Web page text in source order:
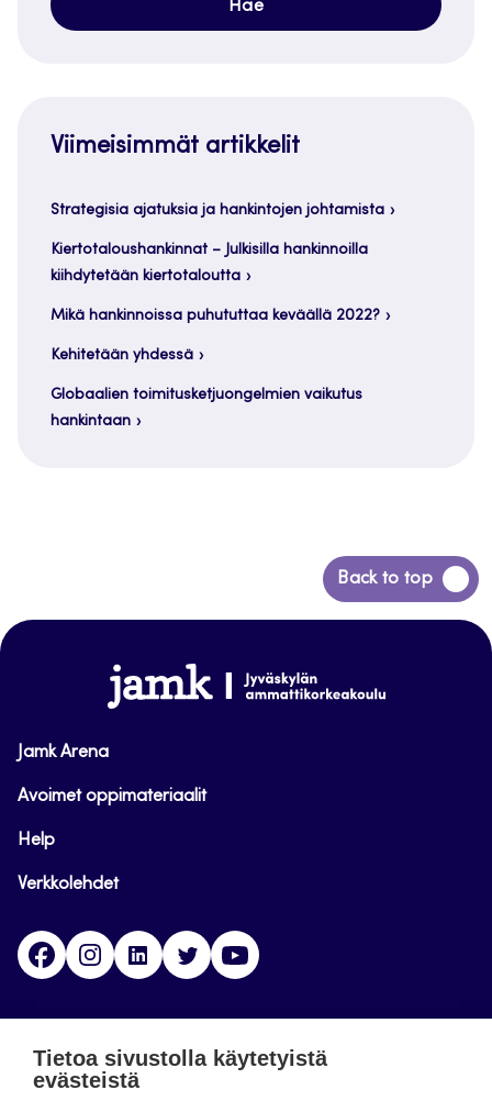
Viimeisimmät artikkelit
Strategisia ajatuksia ja hankintojen johtamista
Kiertotaloushankinnat – Julkisilla hankinnoilla
kiihdytetään kiertotaloutta
Mikä hankinnoissa puhututtaa keväällä 2022?
Kehitetään yhdessä
Globaalien toimitusketjuongelmien vaikutus
hankintaan
Back to top
Siirry
takaisin
www.jamk.fi
Jamk Arena
Avoimet oppimateriaalit
Help
Verkkolehdet
FacebookInstagramLinkedinTwitter
Tietoa sivustolla käytetyistä
evästeistä